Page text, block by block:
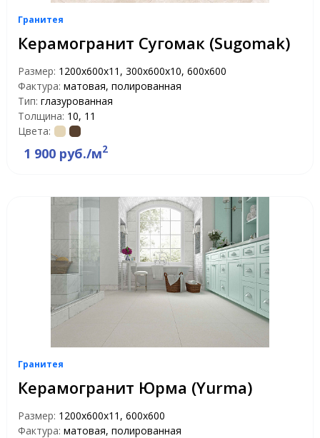
Гранитея
Керамогранит Сугомак (Sugomak)
Размер: 1200х600х11, 300х600х10, 600х600
Фактура: матовая, полированная
Тип: глазурованная
Толщина: 10, 11
Цвета:
1 900 руб./м2
Гранитея
Керамогранит Юрма (Yurma)
Размер: 1200х600х11, 600х600
Фактура: матовая, полированная